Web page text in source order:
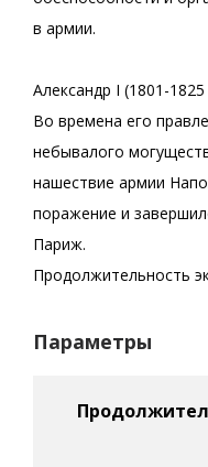
в армии.
Александр I (1801-
Во времена его
небывалого
нашествие армии
поражение и
Париж.
Продолжительность
Параметры